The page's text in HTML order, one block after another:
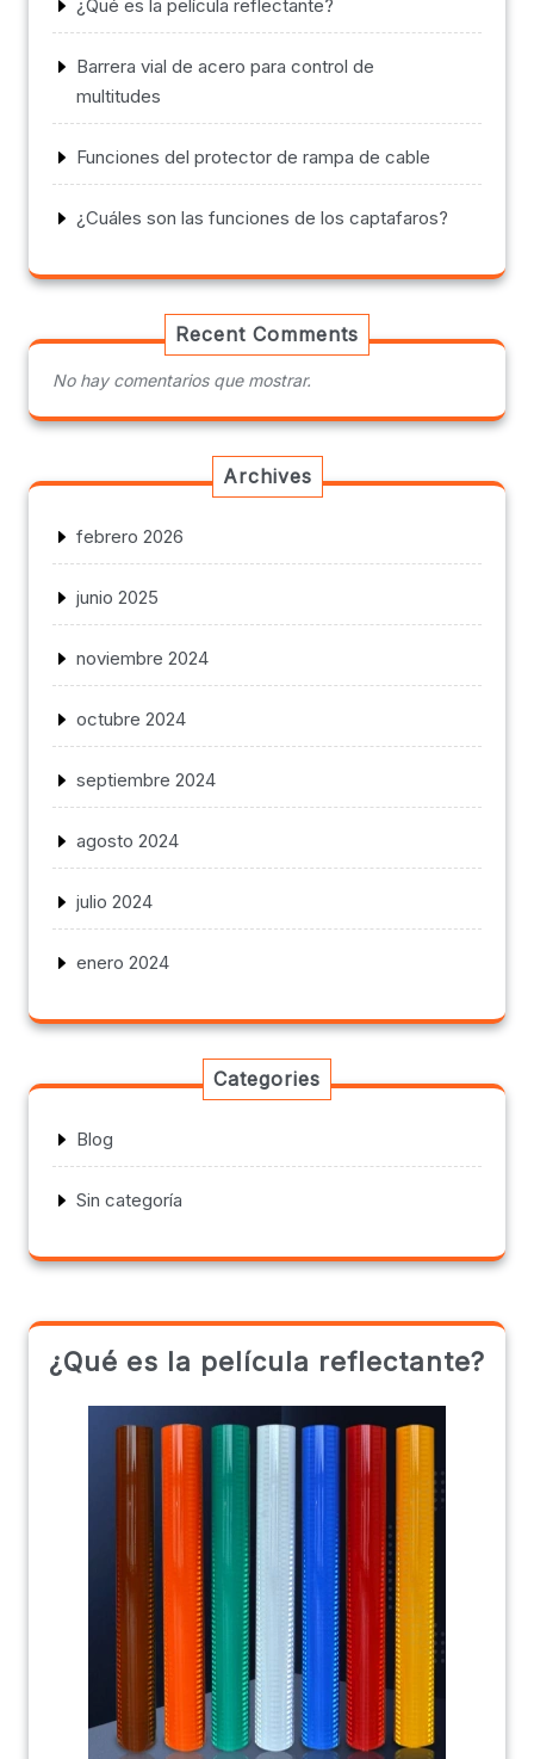
¿Qué es la película reflectante?
Barrera vial de acero para control de
multitudes
Funciones del protector de rampa de cable
¿Cuáles son las funciones de los captafaros?
Recent Comments
No hay comentarios que mostrar.
Archives
febrero 2026
junio 2025
noviembre 2024
octubre 2024
septiembre 2024
agosto 2024
julio 2024
enero 2024
Categories
Blog
Sin categoría
¿Qué es la película reflectante?